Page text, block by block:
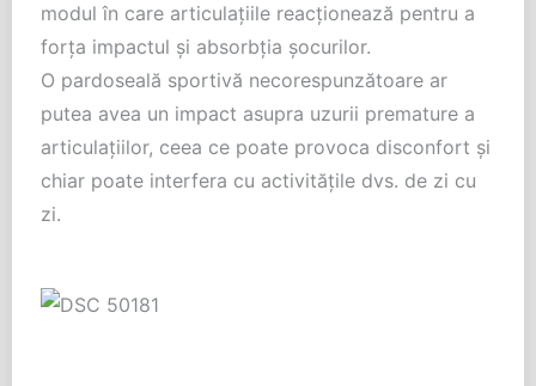
modul în care articulațiile reacționează pentru a
forța impactul și absorbția șocurilor.
O pardoseală sportivă necorespunzătoare ar
putea avea un impact asupra uzurii premature a
articulațiilor, ceea ce poate provoca disconfort și
chiar poate interfera cu activitățile dvs. de zi cu
zi.